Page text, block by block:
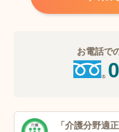
お電話で
「介護分野適正